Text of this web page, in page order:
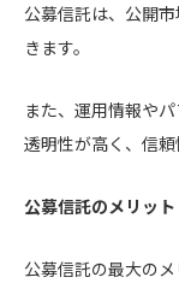
公募信託は、公開
きます。
また、運用情報や
透明性が高く、信頼
公募信託のメリット
公募信託の最大の